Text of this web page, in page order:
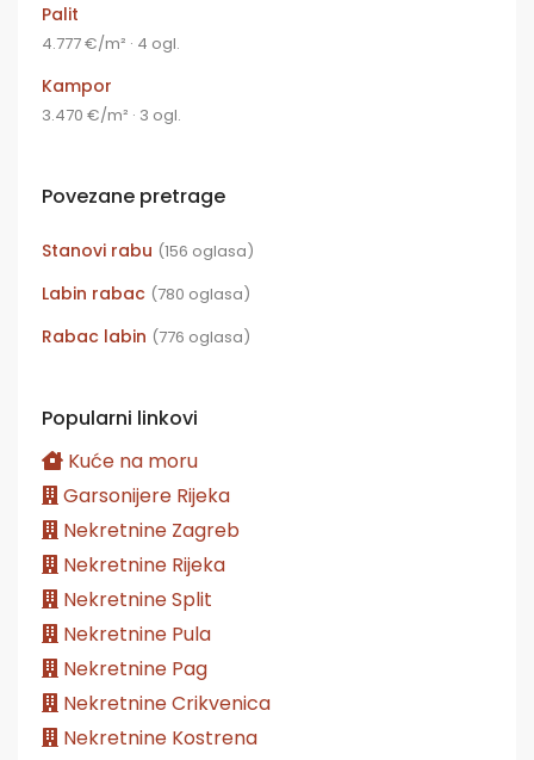
Palit
4.777 €/m² · 4 ogl.
Kampor
3.470 €/m² · 3 ogl.
Povezane pretrage
Stanovi rabu (156 oglasa)
Labin rabac (780 oglasa)
Rabac labin (776 oglasa)
Popularni linkovi
Kuće na moru
Garsonijere Rijeka
Nekretnine Zagreb
Nekretnine Rijeka
Nekretnine Split
Nekretnine Pula
Nekretnine Pag
Nekretnine Crikvenica
Nekretnine Kostrena